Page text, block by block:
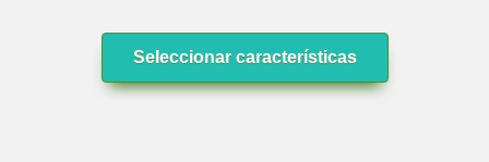
Seleccionar características